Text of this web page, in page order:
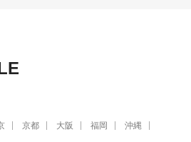
京都 大阪 福岡 沖縄